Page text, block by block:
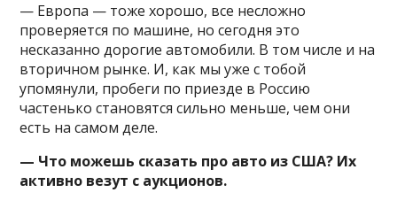
— Европа — тоже хорошо, все несложно
проверяется по машине, но сегодня это
несказанно дорогие автомобили. В том числе и на
вторичном рынке. И, как мы уже с тобой
упомянули, пробеги по приезде в Россию
частенько становятся сильно меньше, чем они
есть на самом деле.
— Что можешь сказать про авто из США? Их
активно везут с аукционов.